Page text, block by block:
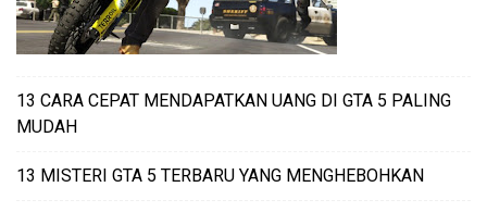
13 CARA CEPAT MENDAPATKAN UANG DI GTA 5 PALING
MUDAH
13 MISTERI GTA 5 TERBARU YANG MENGHEBOHKAN